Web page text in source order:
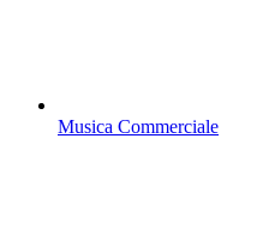
Musica Commerciale